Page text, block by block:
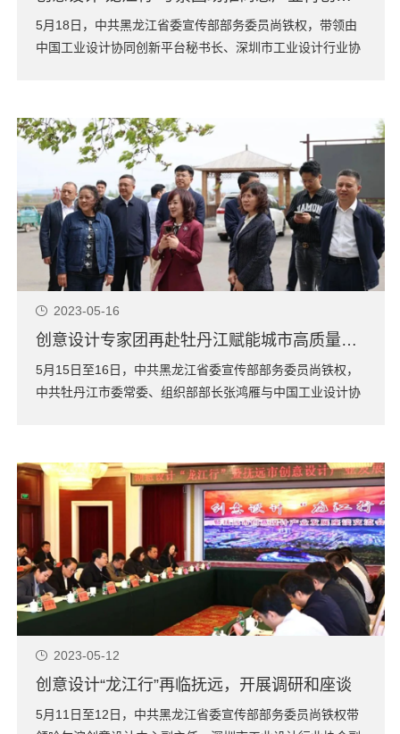
5月18日，中共黑龙江省委宣传部部务委员尚铁权，带领由
中国工业设计协同创新平台秘书长、深圳市工业设计行业协
意工业设计有限公司创始人牛岩，黑龙江潜...
2023-05-16
创意设计专家团再赴牡丹江赋能城市高质量发展
5月15日至16日，中共黑龙江省委宣传部部务委员尚铁权，
中共牡丹江市委常委、组织部部长张鸿雁与中国工业设计协
表、黑龙江中朗文化集团董事长、黑龙江...
2023-05-12
创意设计“龙江行”再临抚远，开展调研和座谈
5月11日至12日，中共黑龙江省委宣传部部务委员尚铁权带